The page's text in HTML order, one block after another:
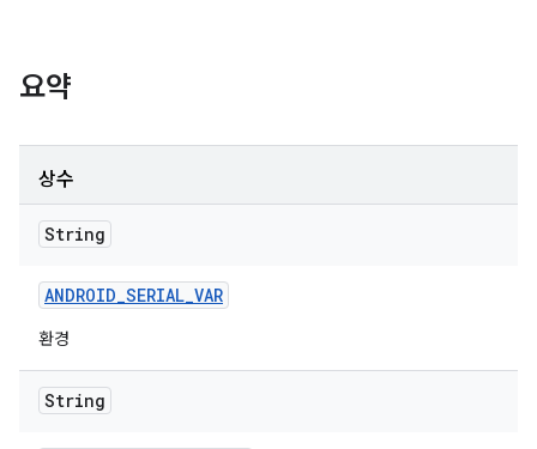
요약
상수
String
ANDROID_SERIAL_VAR
환경
String